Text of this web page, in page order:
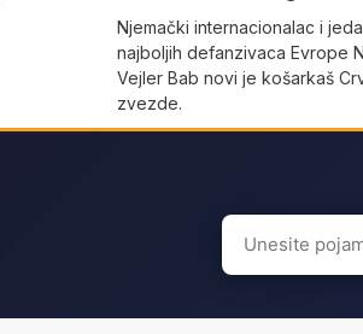
Njemački internacionalac i
najboljih defanzivaca Evrope
Vejler Bab novi je košarkaš
zvezde.
Search
for: